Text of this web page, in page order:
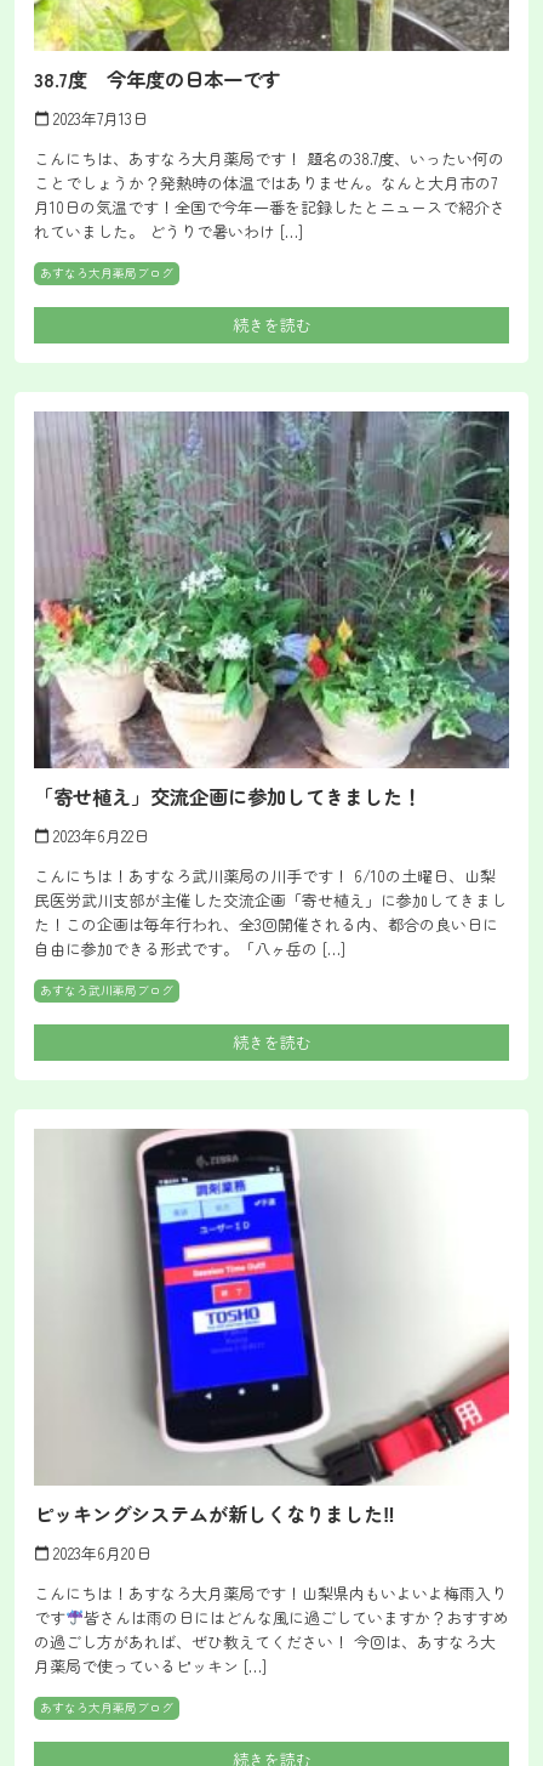
38.7度 今年度の日本一です
calendar_today 2023年7月13日
こんにちは、あすなろ大月薬局です！ 題名の38.7度、いったい何の
ことでしょうか？発熱時の体温ではありません。なんと大月市の7
月10日の気温です！全国で今年一番を記録したとニュースで紹介さ
れていました。 どうりで暑いわけ […]
あすなろ大月薬局ブログ
続きを読む
「寄せ植え」交流企画に参加してきました！
calendar_today 2023年6月22日
こんにちは！あすなろ武川薬局の川手です！ 6/10の土曜日、山梨
民医労武川支部が主催した交流企画「寄せ植え」に参加してきまし
た！この企画は毎年行われ、全3回開催される内、都合の良い日に
自由に参加できる形式です。「八ヶ岳の […]
あすなろ武川薬局ブログ
続きを読む
ピッキングシステムが新しくなりました‼
calendar_today 2023年6月20日
こんにちは！あすなろ大月薬局です！山梨県内もいよいよ梅雨入り
です
皆さんは雨の日にはどんな風に過ごしていますか？おすすめ
の過ごし方があれば、ぜひ教えてください！ 今回は、あすなろ大
月薬局で使っているピッキン […]
あすなろ大月薬局ブログ
続きを読む